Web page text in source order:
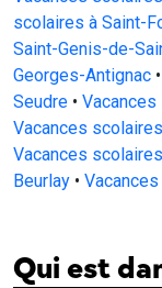
scolaires à Saint-
Saint-Genis-de-
Georges-Antignac •
Seudre •
Vacances
Vacances
Beurlay •
Qui est